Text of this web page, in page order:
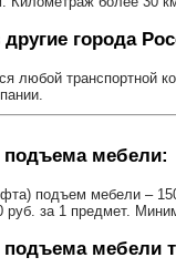
города
любой транспортной
подъема мебели:
подъем мебели –
руб. за 1 предмет.
мебели